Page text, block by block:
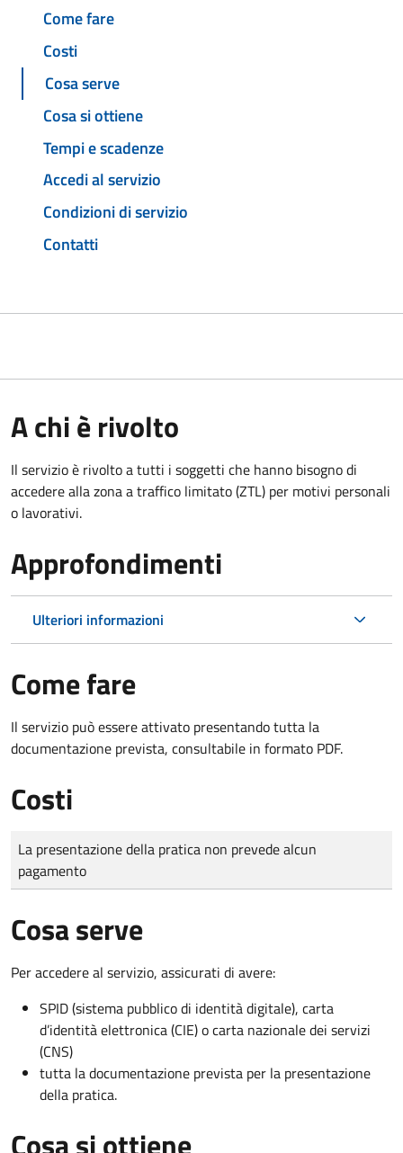
Come fare
Costi
Cosa serve
Cosa si ottiene
Tempi e scadenze
Accedi al servizio
Condizioni di servizio
Contatti
A chi è rivolto
Il servizio è rivolto a tutti i soggetti che hanno bisogno di
accedere alla zona a traffico limitato (ZTL) per motivi personali
o lavorativi.
Approfondimenti
Ulteriori informazioni
Come fare
Il servizio può essere attivato presentando tutta la
documentazione prevista, consultabile in formato PDF.
Costi
Tipo di pagamento
Importo
La presentazione della pratica non prevede alcun
pagamento
Cosa serve
Per accedere al servizio, assicurati di avere:
SPID (sistema pubblico di identità digitale), carta
d’identità elettronica (CIE) o carta nazionale dei servizi
(CNS)
tutta la documentazione prevista per la presentazione
della pratica.